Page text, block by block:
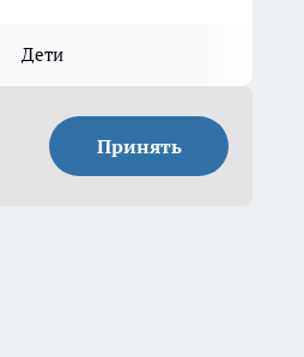
Дети
Принять